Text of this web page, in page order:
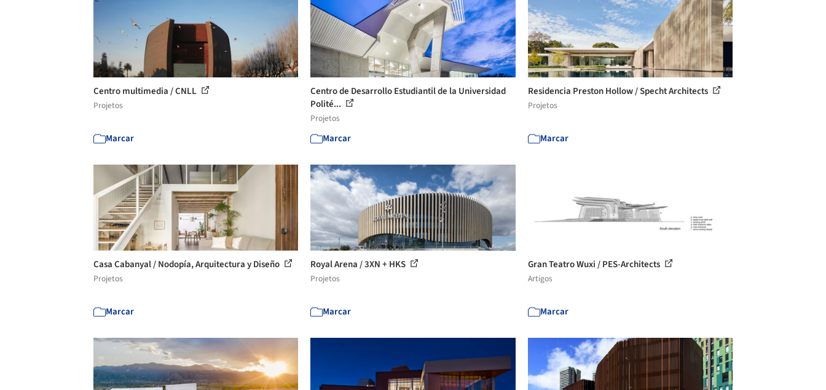
Centro multimedia / CNLL
Projetos
Marcar
Centro de Desarrollo Estudiantil de la Universidad
Polité...
Projetos
Marcar
Residencia Preston Hollow / Specht Architects
Projetos
Marcar
Casa Cabanyal / Nodopía, Arquitectura y Diseño
Projetos
Marcar
Royal Arena / 3XN + HKS
Projetos
Marcar
Gran Teatro Wuxi / PES-Architects
Artigos
Marcar